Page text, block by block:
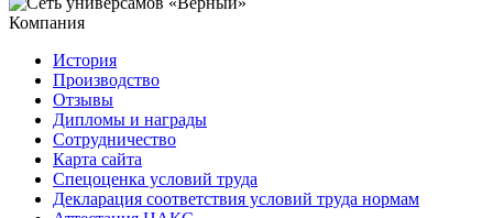
Компания
История
Производство
Отзывы
Дипломы и награды
Сотрудничество
Карта сайта
Спецоценка условий труда
Декларация соответствия условий труда нормам